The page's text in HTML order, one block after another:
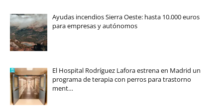
Ayudas incendios Sierra Oeste: hasta 10.000 euros
para empresas y autónomos
El Hospital Rodríguez Lafora estrena en Madrid un
programa de terapia con perros para trastorno
ment…